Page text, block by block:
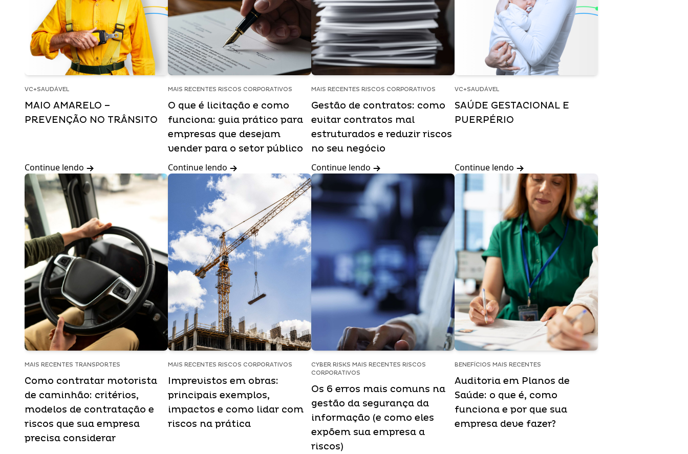
VC+SAUDÁVEL
MAIO AMARELO –
PREVENÇÃO NO TRÂNSITO
Continue lendo
MAIS RECENTES RISCOS CORPORATIVOS
O que é licitação e como
funciona: guia prático para
empresas que desejam
vender para o setor público
Continue lendo
MAIS RECENTES RISCOS CORPORATIVOS
Gestão de contratos: como
evitar contratos mal
estruturados e reduzir riscos
no seu negócio
Continue lendo
VC+SAUDÁVEL
SAÚDE GESTACIONAL E
PUERPÉRIO
Continue lendo
MAIS RECENTES TRANSPORTES
Como contratar motorista
de caminhão: critérios,
modelos de contratação e
riscos que sua empresa
precisa considerar
MAIS RECENTES RISCOS CORPORATIVOS
Imprevistos em obras:
principais exemplos,
impactos e como lidar com
riscos na prática
CYBER RISKS MAIS RECENTES RISCOS
CORPORATIVOS
Os 6 erros mais comuns na
gestão da segurança da
informação (e como eles
expõem sua empresa a
riscos)
BENEFÍCIOS MAIS RECENTES
Auditoria em Planos de
Saúde: o que é, como
funciona e por que sua
empresa deve fazer?